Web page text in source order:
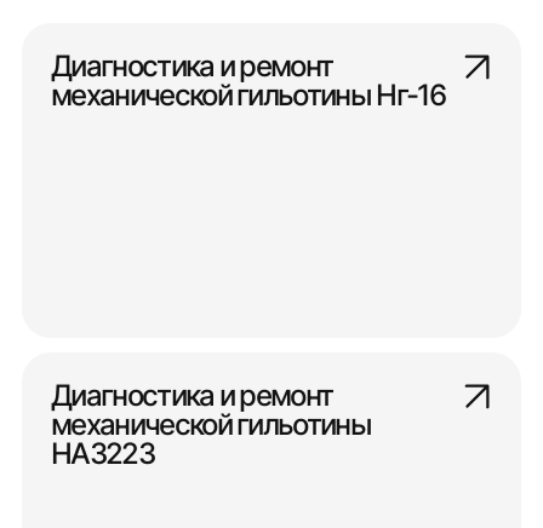
Диагностика и ремонт
механической гильотины Нг-16
Диагностика и ремонт
механической гильотины
НА3223